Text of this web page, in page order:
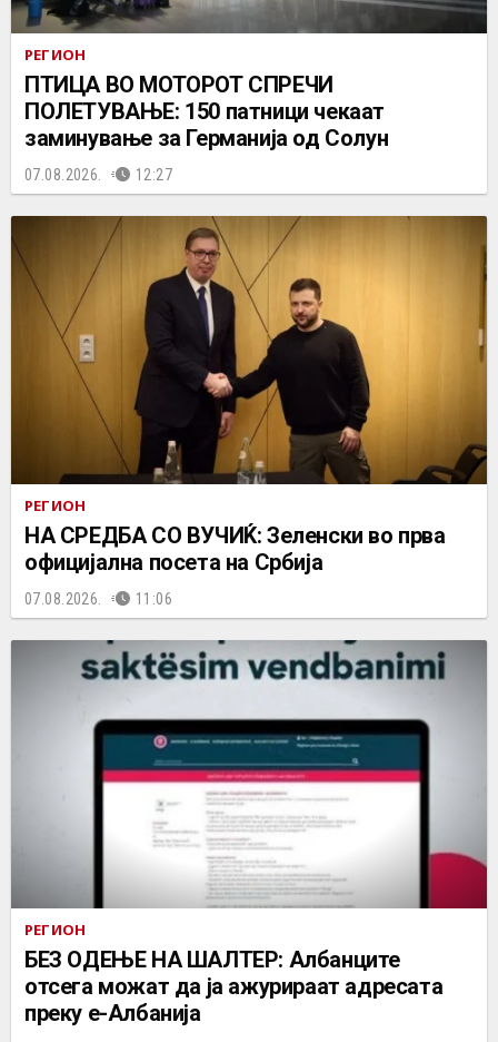
РЕГИОН
ПТИЦА ВО МОТОРОТ СПРЕЧИ
ПОЛЕТУВАЊЕ: 150 патници чекаат
заминување за Германија од Солун
07.08.2026. 12:27
РЕГИОН
НА СРЕДБА СО ВУЧИЌ: Зеленски во прва
официјална посета на Србија
07.08.2026. 11:06
РЕГИОН
БЕЗ ОДЕЊЕ НА ШАЛТЕР: Албанците
отсега можат да ја ажурираат адресата
преку е-Албанија